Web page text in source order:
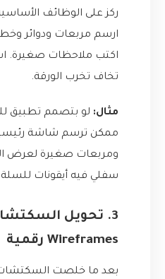
ركز على الوظائف
ارسم مربعات ودوائر
اكتب ملاحظات صغيرة.
تخاف تخرب الورقة.
مثال: لو بتصمم تطبيق
ممكن ترسم شاشة
ومربعات صغيرة لعرض
سفلي فيه أيقونات
3. تحويل
Wireframes رقمية
بعد ما خلصت السكتشات